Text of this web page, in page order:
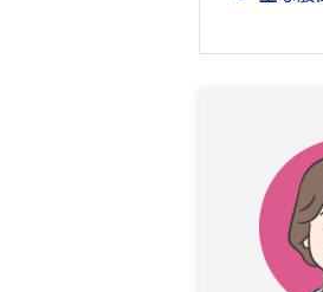
まとめ
変形
早めの